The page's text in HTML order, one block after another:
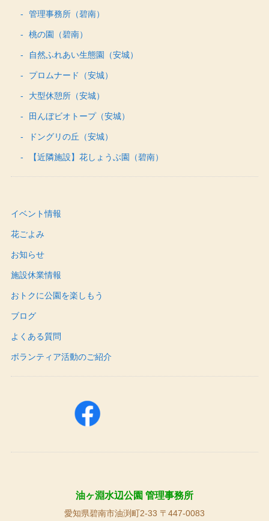
管理事務所（碧南）
桃の園（碧南）
自然ふれあい生態園（安城）
プロムナード（安城）
大型休憩所（安城）
田んぼビオトープ（安城）
ドングリの丘（安城）
【近隣施設】花しょうぶ園（碧南）
イベント情報
花ごよみ
お知らせ
施設休業情報
おトクに公園を楽しもう
ブログ
よくある質問
ボランティア活動のご紹介
油ヶ淵水辺公園 管理事務所
愛知県碧南市油渕町2-33 〒447-0083